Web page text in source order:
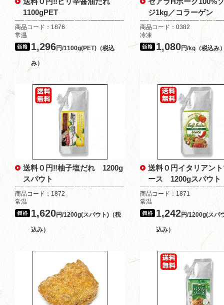
1100gPET
商品コード：1876
常温
1,296円/1100g(PET)（税込
み）
ジ1kg／コラーゲン
商品コード：0382
冷凍
1,080円/kg（税込み
送料０円‼柚子塩だれ 1200g
スパウト
商品コード：1872
常温
1,620円/1200g(スパウト)（税
込み）
送料０円イタリアン
ース 1200gスパウト
商品コード：1871
常温
1,242円/1200g(スパ
込み）